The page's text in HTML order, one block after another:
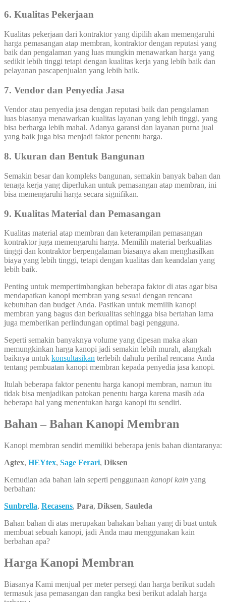
6. Kualitas Pekerjaan
Kualitas pekerjaan dari kontraktor yang dipilih akan memengaruhi
harga pemasangan atap membran, kontraktor dengan reputasi yang
baik dan pengalaman yang luas mungkin menawarkan harga yang
sedikit lebih tinggi tetapi dengan kualitas kerja yang lebih baik dan
pelayanan pascapenjualan yang lebih baik.
7. Vendor dan Penyedia Jasa
Vendor atau penyedia jasa dengan reputasi baik dan pengalaman
luas biasanya menawarkan kualitas layanan yang lebih tinggi, yang
bisa berharga lebih mahal. Adanya garansi dan layanan purna jual
yang baik juga bisa menjadi faktor penentu harga.
8. Ukuran dan Bentuk Bangunan
Semakin besar dan kompleks bangunan, semakin banyak bahan dan
tenaga kerja yang diperlukan untuk pemasangan atap membran, ini
bisa memengaruhi harga secara signifikan.
9. Kualitas Material dan Pemasangan
Kualitas material atap membran dan keterampilan pemasangan
kontraktor juga memengaruhi harga. Memilih material berkualitas
tinggi dan kontraktor berpengalaman biasanya akan menghasilkan
biaya yang lebih tinggi, tetapi dengan kualitas dan keandalan yang
lebih baik.
Penting untuk mempertimbangkan beberapa faktor di atas agar bisa
mendapatkan kanopi membran yang sesuai dengan rencana
kebutuhan dan budget Anda. Pastikan untuk memilih kanopi
membran yang bagus dan berkualitas sehingga bisa bertahan lama
juga memberikan perlindungan optimal bagi pengguna.
Seperti semakin banyaknya volume yang dipesan maka akan
memungkinkan harga kanopi jadi semakin lebih murah, alangkah
baiknya untuk konsultasikan terlebih dahulu perihal rencana Anda
tentang pembuatan kanopi membran kepada penyedia jasa kanopi.
Itulah beberapa faktor penentu harga kanopi membran, namun itu
tidak bisa menjadikan patokan penentu harga karena masih ada
beberapa hal yang menentukan harga kanopi itu sendiri.
Bahan – Bahan Kanopi Membran
Kanopi membran sendiri memiliki beberapa jenis bahan diantaranya:
Agtex, HEYtex, Sage Ferari, Diksen
Kemudian ada bahan lain seperti penggunaan kanopi kain yang
berbahan:
Sunbrella, Recasens, Para, Diksen, Sauleda
Bahan bahan di atas merupakan bahakan bahan yang di buat untuk
membuat sebuah kanopi, jadi Anda mau menggunakan kain
berbahan apa?
Harga Kanopi Membran
Biasanya Kami menjual per meter persegi dan harga berikut sudah
termasuk jasa pemasangan dan rangka besi berikut adalah harga